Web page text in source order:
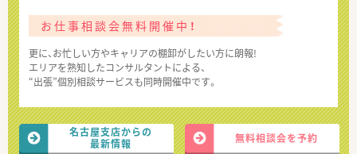
お仕事相談会無料開催中！
更に、お忙しい方やキャリアの棚卸がしたい方に朗報!
エリアを熟知したコンサルタントによる、
“出張”個別相談サービスも同時開催中です。
名古屋支店からの
最新情報
無料相談会を予約